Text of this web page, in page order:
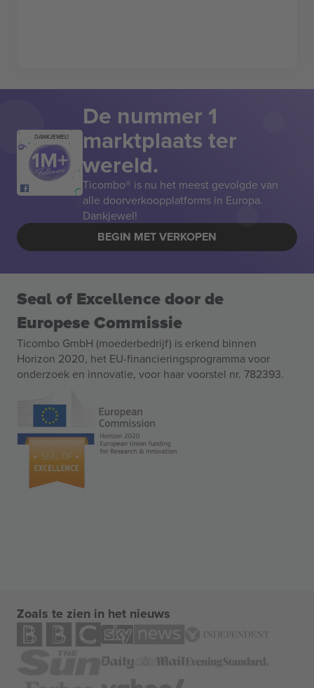
DANKJEWEL!
De nummer 1
marktplaats ter
wereld.
Ticombo® is nu het meest gevolgde van
alle doorverkoopplatforms in Europa.
Dankjewel!
BEGIN MET VERKOPEN
Seal of Excellence door de
Europese Commissie
Ticombo GmbH (moederbedrijf) is erkend binnen
Horizon 2020, het EU-financieringsprogramma voor
onderzoek en innovatie, voor haar voorstel nr. 782393.
Zoals te zien in het nieuws